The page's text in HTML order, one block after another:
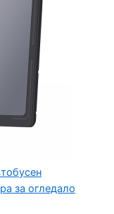
за огледало